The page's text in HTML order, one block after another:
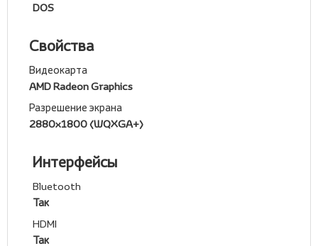
DOS
Свойства
Видеокарта
AMD Radeon Graphics
Разрешение экрана
2880x1800 (WQXGA+)
Интерфейсы
Bluetooth
Так
HDMI
Так